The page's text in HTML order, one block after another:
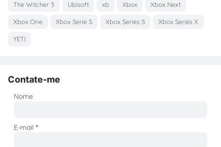
The Witcher 3 Ubisoft xb Xbox Xbox Next
Xbox One Xbox Serie S Xbox Series S Xbox Series X
YETI
Contate-me
Nome
E-mail*